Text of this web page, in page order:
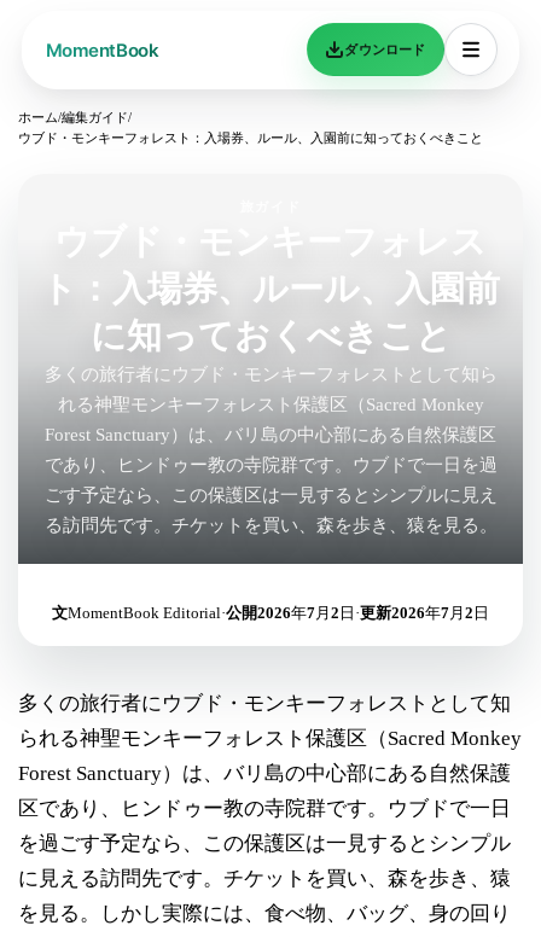
ダウンロード
ホーム/編集ガイド/
ウブド・モンキーフォレスト：入場券、ルール、入園前に知っておくべきこと
ウブド・モンキーフォレス
ト：入場券、ルール、入園前
に知っておくべきこと
多くの旅行者にウブド・モンキーフォレストとして知ら
れる神聖モンキーフォレスト保護区（Sacred Monkey
Forest Sanctuary）は、バリ島の中心部にある自然保護区
であり、ヒンドゥー教の寺院群です。ウブドで一日を過
ごす予定なら、この保護区は一見するとシンプルに見え
る訪問先です。チケットを買い、森を歩き、猿を見る。
文MomentBook Editorial·公開2026年7月2日 ·更新2026年7月2日
多くの旅行者にウブド・モンキーフォレストとして知
られる神聖モンキーフォレスト保護区（Sacred Monkey
Forest Sanctuary）は、バリ島の中心部にある自然保護
区であり、ヒンドゥー教の寺院群です。ウブドで一日
を過ごす予定なら、この保護区は一見するとシンプル
に見える訪問先です。チケットを買い、森を歩き、猿
を見る。しかし実際には、食べ物、バッグ、身の回り